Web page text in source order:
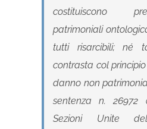
costituiscono
patrimoniali
tutti risarcibili; né
contrasta col
danno non
sentenza n.
Sezioni Unite